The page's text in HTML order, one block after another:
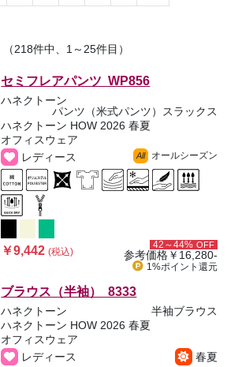
（218件中、1～25件目）
セミフレアパンツ WP856
ハネクトーン
パンツ（米式パンツ）スラックス
ハネクトーン HOW 2026 春夏
オフィスウェア
レディース
All オールシーズン
￥9,442(税込)
42～44% OFF
参考価格￥16,280-
1%ポイント 還元
ブラウス（半袖） 8333
ハネクトーン
半袖ブラウス
ハネクトーン HOW 2026 春夏
オフィスウェア
レディース
春夏